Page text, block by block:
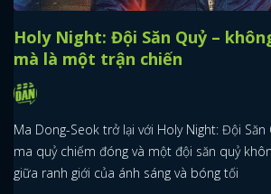
Holy Night: Đội Săn Quỷ –
mà là một trận chiến
Ma Dong-Seok trở lại với Holy Night: Đội Săn
ma quỷ chiếm đóng và một đội săn quỷ
giữa ranh giới của ánh sáng và bóng tối